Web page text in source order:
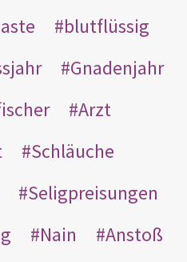
blutflüssig
Gnadenjahr
Arzt
Schläuche
Seligpreisungen
Nain
Anstoß